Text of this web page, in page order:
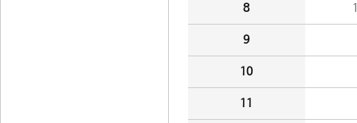
8
9
10
11